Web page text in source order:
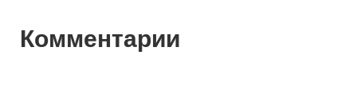
Комментарии